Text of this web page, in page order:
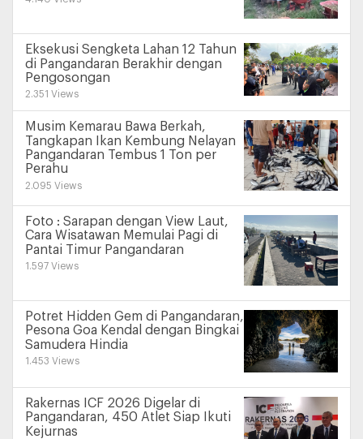
Eksekusi Sengketa Lahan 12 Tahun
di Pangandaran Berakhir dengan
Pengosongan
2.351 Views
Musim Kemarau Bawa Berkah,
Tangkapan Ikan Kembung Nelayan
Pangandaran Tembus 1 Ton per
Perahu
2.095 Views
Foto : Sarapan dengan View Laut,
Cara Wisatawan Memulai Pagi di
Pantai Timur Pangandaran
1.597 Views
Potret Hidden Gem di Pangandaran,
Pesona Goa Kendal dengan Bingkai
Samudera Hindia
1.453 Views
Rakernas ICF 2026 Digelar di
Pangandaran, 450 Atlet Siap Ikuti
Kejurnas